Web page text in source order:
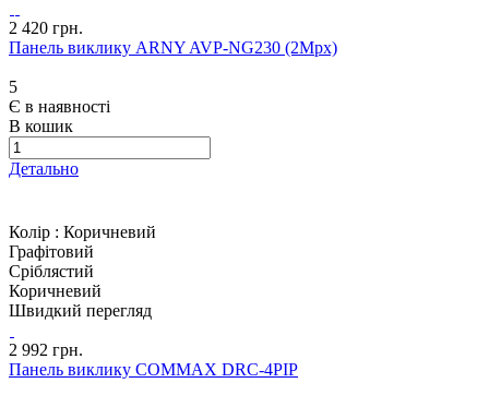
2 420 грн.
Панель виклику ARNY AVP-NG230 (2Mpx)
5
Є в наявності
В кошик
Детально
Колір : Коричневий
Графітовий
Сріблястий
Коричневий
Швидкий перегляд
2 992 грн.
Панель виклику COMMAX DRC-4PIP